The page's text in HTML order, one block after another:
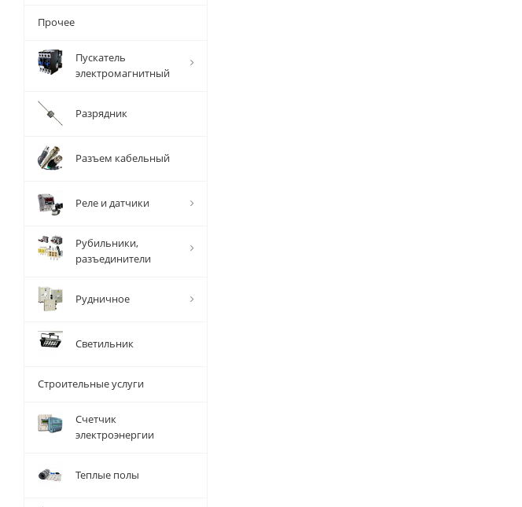
Прочее
Пускатель
электромагнитный
Разрядник
Разъем кабельный
Реле и датчики
Рубильники,
разъединители
Рудничное
Светильник
Строительные услуги
Счетчик
электроэнергии
Теплые полы